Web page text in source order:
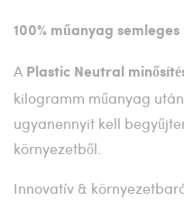
100% műanyag semleges
A Plastic Neutral
kilogramm műanyag
ugyanennyit kell
környezetből.
Innovatív &